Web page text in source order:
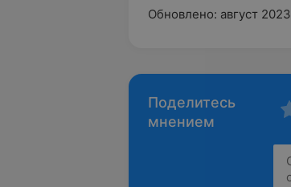
Обновлено: август 2023
Поделитесь
мнением